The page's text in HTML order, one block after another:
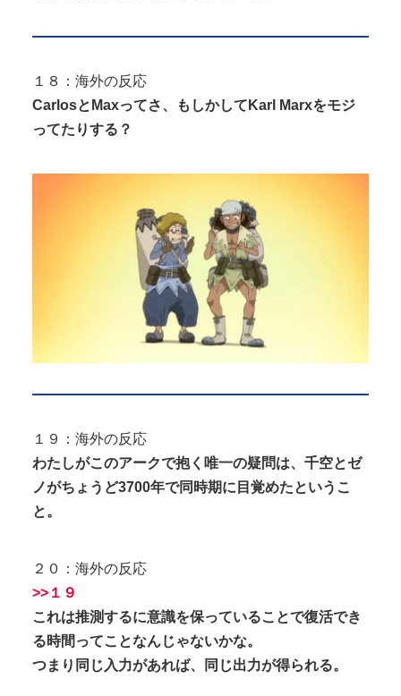
１８：海外の反応
CarlosとMaxってさ、もしかしてKarl Marxをモジ
ってたりする？
１９：海外の反応
わたしがこのアークで抱く唯一の疑問は、千空とゼ
ノがちょうど3700年で同時期に目覚めたというこ
と。
２０：海外の反応
>>１９
これは推測するに意識を保っていることで復活でき
る時間ってことなんじゃないかな。
つまり同じ入力があれば、同じ出力が得られる。